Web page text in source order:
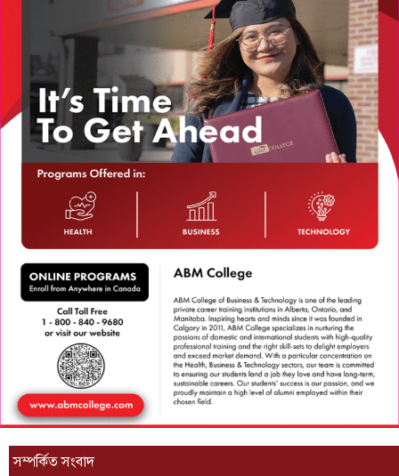
সম্পর্কিত সংবাদ